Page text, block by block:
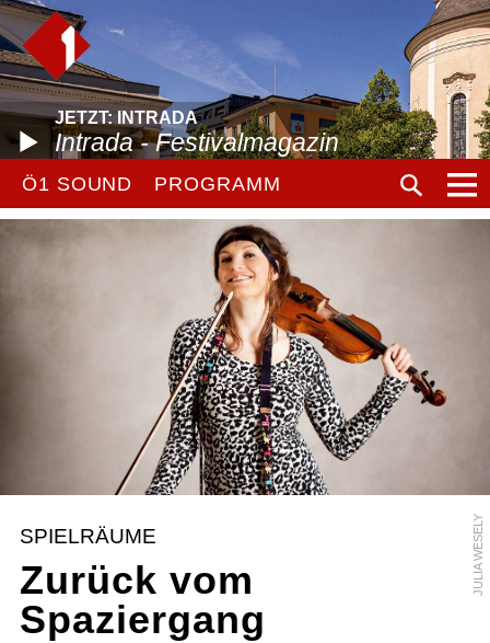
JETZT: INTRADA
Intrada - Festivalmagazin
Ö1 SOUND PROGRAMM
JULIA WESELY
SPIELRÄUME
Zurück vom
Spaziergang